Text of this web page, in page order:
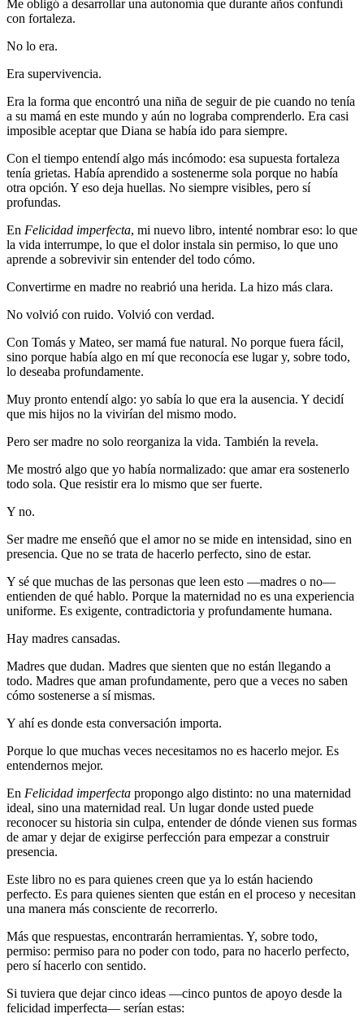
Me obligó a desarrollar una autonomía que durante años confundí
con fortaleza.
No lo era.
Era supervivencia.
Era la forma que encontró una niña de seguir de pie cuando no tenía
a su mamá en este mundo y aún no lograba comprenderlo. Era casi
imposible aceptar que Diana se había ido para siempre.
Con el tiempo entendí algo más incómodo: esa supuesta fortaleza
tenía grietas. Había aprendido a sostenerme sola porque no había
otra opción. Y eso deja huellas. No siempre visibles, pero sí
profundas.
En Felicidad imperfecta, mi nuevo libro, intenté nombrar eso: lo que
la vida interrumpe, lo que el dolor instala sin permiso, lo que uno
aprende a sobrevivir sin entender del todo cómo.
Convertirme en madre no reabrió una herida. La hizo más clara.
No volvió con ruido. Volvió con verdad.
Con Tomás y Mateo, ser mamá fue natural. No porque fuera fácil,
sino porque había algo en mí que reconocía ese lugar y, sobre todo,
lo deseaba profundamente.
Muy pronto entendí algo: yo sabía lo que era la ausencia. Y decidí
que mis hijos no la vivirían del mismo modo.
Pero ser madre no solo reorganiza la vida. También la revela.
Me mostró algo que yo había normalizado: que amar era sostenerlo
todo sola. Que resistir era lo mismo que ser fuerte.
Y no.
Ser madre me enseñó que el amor no se mide en intensidad, sino en
presencia. Que no se trata de hacerlo perfecto, sino de estar.
Y sé que muchas de las personas que leen esto —madres o no—
entienden de qué hablo. Porque la maternidad no es una experiencia
uniforme. Es exigente, contradictoria y profundamente humana.
Hay madres cansadas.
Madres que dudan. Madres que sienten que no están llegando a
todo. Madres que aman profundamente, pero que a veces no saben
cómo sostenerse a sí mismas.
Y ahí es donde esta conversación importa.
Porque lo que muchas veces necesitamos no es hacerlo mejor. Es
entendernos mejor.
En Felicidad imperfecta propongo algo distinto: no una maternidad
ideal, sino una maternidad real. Un lugar donde usted puede
reconocer su historia sin culpa, entender de dónde vienen sus formas
de amar y dejar de exigirse perfección para empezar a construir
presencia.
Este libro no es para quienes creen que ya lo están haciendo
perfecto. Es para quienes sienten que están en el proceso y necesitan
una manera más consciente de recorrerlo.
Más que respuestas, encontrarán herramientas. Y, sobre todo,
permiso: permiso para no poder con todo, para no hacerlo perfecto,
pero sí hacerlo con sentido.
Si tuviera que dejar cinco ideas —cinco puntos de apoyo desde la
felicidad imperfecta— serían estas: